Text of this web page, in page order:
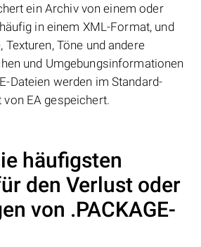
ein Archiv von einem oder
in einem XML-Format, und
Texturen, Töne und andere
und Umgebungsinformationen
Dateien werden im Standard-
EA gespeichert.
häufigsten
den Verlust oder
von .PACKAGE-